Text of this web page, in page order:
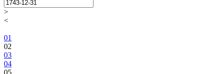
>
<
01
02
03
04
05